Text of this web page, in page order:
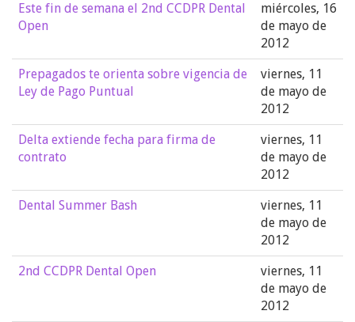
Este fin de semana el 2nd CCDPR Dental
Open
miércoles, 16
de mayo de
2012
Prepagados te orienta sobre vigencia de
Ley de Pago Puntual
viernes, 11
de mayo de
2012
Delta extiende fecha para firma de
contrato
viernes, 11
de mayo de
2012
Dental Summer Bash
viernes, 11
de mayo de
2012
2nd CCDPR Dental Open
viernes, 11
de mayo de
2012